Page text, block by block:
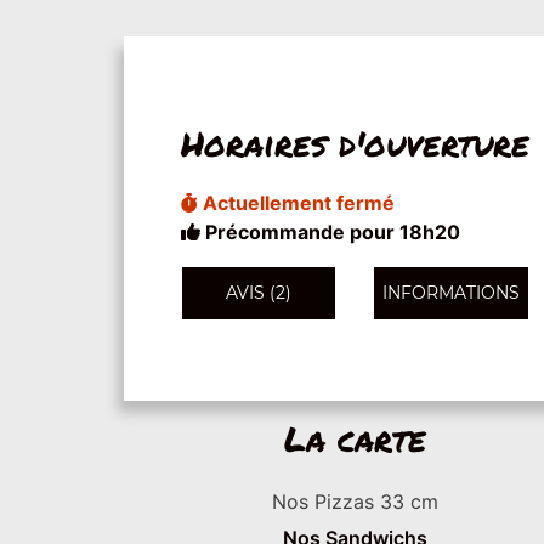
Horaires d'ouverture
Actuellement fermé
Précommande pour 18h20
AVIS (2) INFORMATIONS
La carte
Nos Pizzas 33 cm
Nos Sandwichs